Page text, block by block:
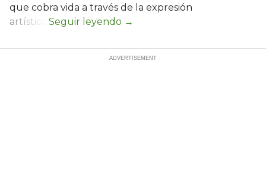
que cobra vida a través de la expresión
artística.